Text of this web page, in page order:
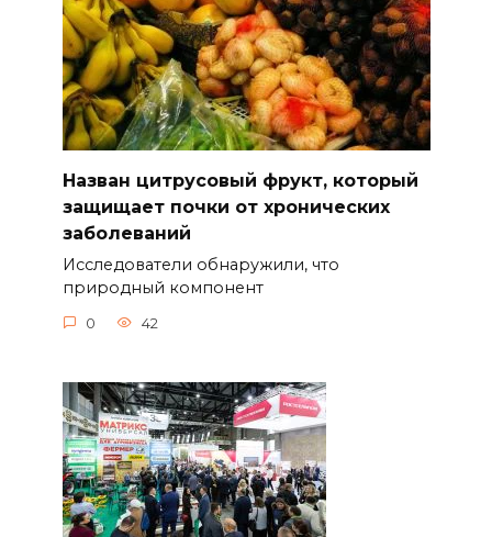
Назван цитрусовый фрукт, который
защищает почки от хронических
заболеваний
Исследователи обнаружили, что
природный компонент
0 42